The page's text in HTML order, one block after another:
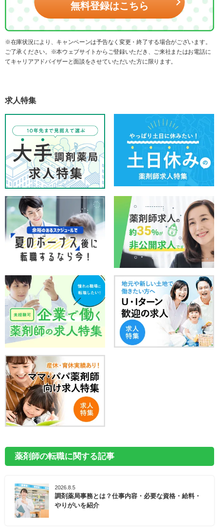
無料登録はこちら
※在庫状況により、キャンペーンは予告なく変更・終了する場合がございます。
ご了承ください。※本ウェブサイトからご登録いただき、ご来社またはお電話に
てキャリアアドバイザーと面談をさせていただいた方に限ります。
求人特集
薬剤師の転職に関する記事
2026.8.5
調剤薬局事務とは？仕事内容・必要な資格・給料・
やりがいを紹介